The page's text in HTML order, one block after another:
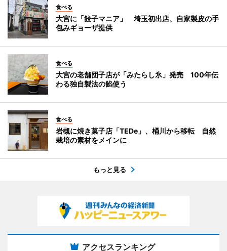
食べる
大宮に「餃子マニア」 埼玉初出店、自家製皮の手
包みギョーザ提供
食べる
大宮の老舗団子店が「みたらし氷」発売 100年伝
わる独自製法の餡使う
食べる
岩槻に焼き菓子店「TEDe」、桶川から移転 自然
栽培の素材をメインに
もっと見る
アクセスランキング